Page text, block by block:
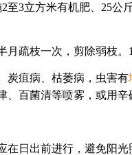
至3立方米有机肥、25
疏枝一次，剪除弱枝。
炭疽病、枯萎病，虫害有
、百菌清等喷雾，或用辛
在日出前进行，避免阳